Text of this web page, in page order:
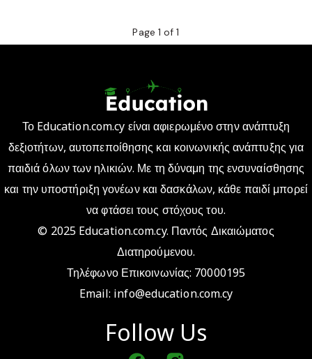
Page 1 of 1
Το Education.com.cy είναι αφιερωμένο στην ανάπτυξη
δεξιοτήτων, αυτοπεποίθησης και κοινωνικής ανάπτυξης για
παιδιά όλων των ηλικιών. Με τη δύναμη της ενσυναίσθησης
και την υποστήριξη γονέων και δασκάλων, κάθε παιδί μπορεί
να φτάσει τους στόχους του.
© 2025 Education.com.cy. Παντός Δικαιώματος
Διατηρούμενου.
Τηλέφωνο Επικοινωνίας: 70000195
Email: info@education.com.cy
Follow Us